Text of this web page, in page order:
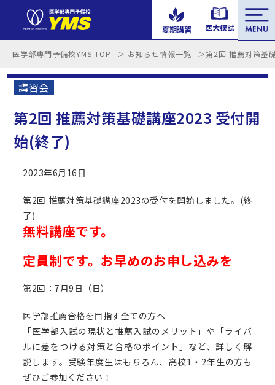
夏期講習 医大模試
医学部専門予備校YMS TOP お知らせ情報一覧 第2回 推薦対策基
講習会
第2回 推薦対策基礎講座2023 受付開
始(終了)
2023年6月16日
第2回 推薦対策基礎講座2023の受付を開始しました。(終
了)
無料講座です。
定員制です。お早めのお申し込みを
第2回：7月9日（日）
医学部推薦合格を目指す全ての方へ
「医学部入試の現状と推薦入試のメリット」や「ライバ
ルに差をつける対策と合格のポイント」など、詳しく解
説します。受験年度生はもちろん、高校1・2年生の方も
ぜひご参加ください！